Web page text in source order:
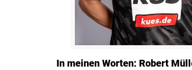
In meinen Worten: Robert